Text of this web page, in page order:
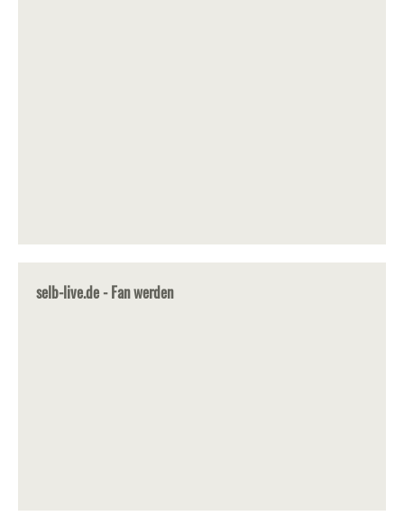
selb-live.de - Fan werden